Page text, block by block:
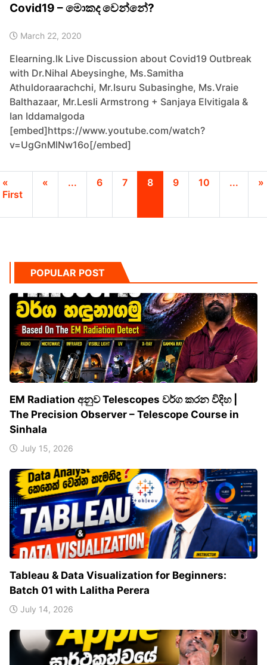
Covid19 – මොකද වෙන්නේ?
March 22, 2020
Elearning.lk Live Discussion about Covid19 Outbreak
with Dr.Nihal Abeysinghe, Ms.Samitha
Athuldoraarachchi, Mr.Isuru Subasinghe, Ms.Vraie
Balthazaar, Mr.Lesli Armstrong + Sanjaya Elvitigala &
Ian Iddamalgoda
[embed]https://www.youtube.com/watch?
v=UgGnMlNw16o[/embed]
«
First
« ... 6 7 8 9 10 ... »
POPULAR POST
EM Radiation අනුව Telescopes වර්ග කරන විදිහ |
The Precision Observer – Telescope Course in
Sinhala
July 15, 2026
Tableau & Data Visualization for Beginners:
Batch 01 with Lalitha Perera
July 14, 2026